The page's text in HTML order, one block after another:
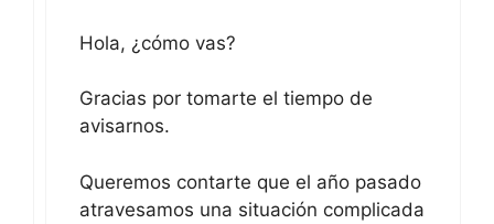
Hola, ¿cómo vas?
Gracias por tomarte el tiempo de
avisarnos.
Queremos contarte que el año pasado
atravesamos una situación complicada